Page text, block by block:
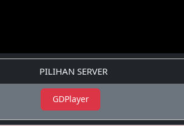
PILIHAN SERVER
GDPlayer